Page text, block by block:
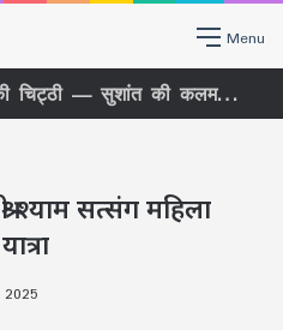
Menu
अफ़सर-ए-आ’ला (रविवार की चिट्ठी — सुशांत की कलम से)
श्याम सत्संग महिला